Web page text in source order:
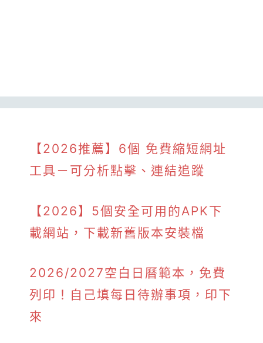
【2026推薦】6個 免費縮短網址
工具－可分析點擊、連結追蹤
【2026】5個安全可用的APK下
載網站，下載新舊版本安裝檔
2026/2027空白日曆範本，免費
列印！自己填每日待辦事項，印下
來